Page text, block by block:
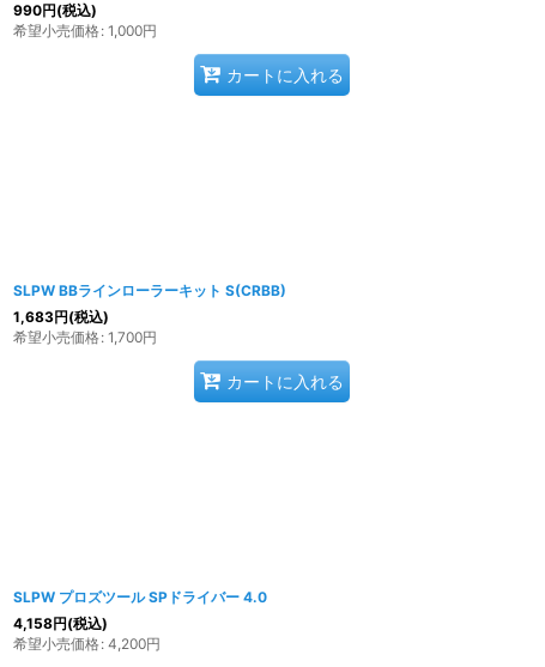
990円(税込)
希望小売価格: 1,000円
カートに入れる
SLPW BBラインローラーキット S(CRBB)
1,683円(税込)
希望小売価格: 1,700円
カートに入れる
SLPW プロズツール SPドライバー 4.0
4,158円(税込)
希望小売価格: 4,200円